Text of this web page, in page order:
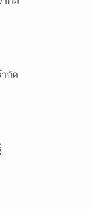
กัด